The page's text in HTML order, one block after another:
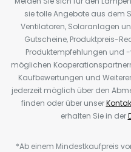
sie tolle Angebote aus dem
Ventilatoren, Solaranlagen
Gutscheine, Produktpreis-
Produktempfehlungen und
möglichen
Kaufbewertungen und
jederzeit möglich über den
finden oder über unser
erhalten Sie in der
*Ab einem Mindestkaufpreis